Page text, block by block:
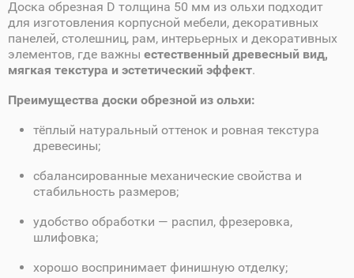
Доска обрезная D толщина 50 мм из ольхи подходит
для изготовления корпусной мебели, декоративных
панелей, столешниц, рам, интерьерных и декоративных
элементов, где важны естественный древесный вид,
мягкая текстура и эстетический эффект.
Преимущества доски обрезной из ольхи:
тёплый натуральный оттенок и ровная текстура
древесины;
сбалансированные механические свойства и
стабильность размеров;
удобство обработки — распил, фрезеровка,
шлифовка;
хорошо воспринимает финишную отделку;